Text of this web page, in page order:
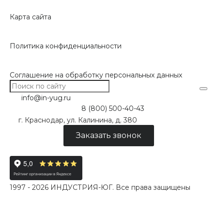
Карта сайта
Политика конфиденциальности
Соглашение на обработку персональных данных
info@in-yug.ru
8 (800) 500-40-43
г. Краснодар, ул. Калинина, д. 380
Заказать звонок
1997 - 2026 ИНДУСТРИЯ-ЮГ. Все права защищены